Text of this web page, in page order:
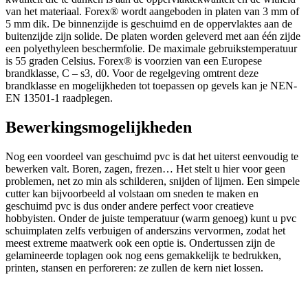
van het materiaal. Forex®️ wordt aangeboden in platen van 3 mm of
5 mm dik. De binnenzijde is geschuimd en de oppervlaktes aan de
buitenzijde zijn solide. De platen worden geleverd met aan één zijde
een polyethyleen beschermfolie. De maximale gebruikstemperatuur
is 55 graden Celsius. Forex®️ is voorzien van een Europese
brandklasse, C – s3, d0. Voor de regelgeving omtrent deze
brandklasse en mogelijkheden tot toepassen op gevels kan je NEN-
EN 13501-1 raadplegen.
Bewerkingsmogelijkheden
Nog een voordeel van geschuimd pvc is dat het uiterst eenvoudig te
bewerken valt. Boren, zagen, frezen… Het stelt u hier voor geen
problemen, net zo min als schilderen, snijden of lijmen. Een simpele
cutter kan bijvoorbeeld al volstaan om sneden te maken en
geschuimd pvc is dus onder andere perfect voor creatieve
hobbyisten. Onder de juiste temperatuur (warm genoeg) kunt u pvc
schuimplaten zelfs verbuigen of anderszins vervormen, zodat het
meest extreme maatwerk ook een optie is. Ondertussen zijn de
gelamineerde toplagen ook nog eens gemakkelijk te bedrukken,
printen, stansen en perforeren: ze zullen de kern niet lossen.